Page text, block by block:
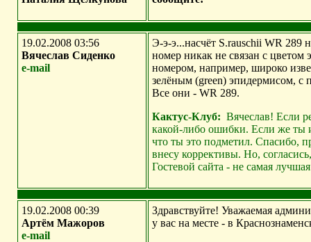
19.02.2008 03:56
Вячеслав Сиденко
e-mail
Э-э-э...насчёт S.rauschii WR 289
номер никак не связан с цветом
номером, например, широко
зелёным (green) эпидермисом, с
Все они - WR 289.
Кактус-Клуб: Вячеслав! Если
какой-либо ошибки. Если же ты
что ты это подметил. Спасибо,
внесу коррективы. Но,
Гостевой сайта - не самая
19.02.2008 00:39
Артём Мажоров
e-mail
Здравствуйте! Уважаемая
у вас на месте - в